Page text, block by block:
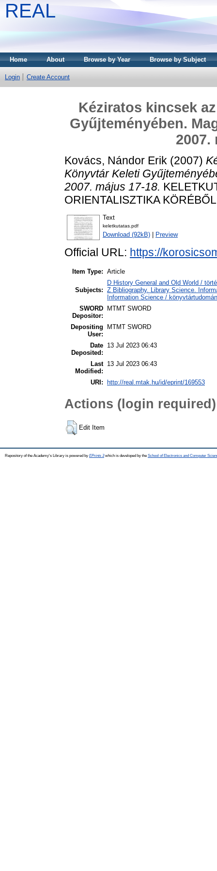
REAL
Home About Browse by Year Browse by Subject
Login Create Account
Kéziratos kincsek
Gyűjteményében.
2007.
Kovács, Nándor Erik (2007)
Könyvtár Keleti
2007. május 17-18.
ORIENTALISZTIKA
Text
keletkutatas.pdf
Download (92kB) Preview
Official URL: https://
Item Type: Article
Subjects:
D History General and Old World /
Z Bibliography. Library Science.
Information Science /
SWORD
Depositor:
MTMT SWORD
Depositing
User:
MTMT SWORD
Date
Deposited:
13 Jul 2023 06:43
Last
Modified:
13 Jul 2023 06:43
URI: http://real.mtak.hu/id/eprint/169553
Actions (login required)
Edit Item
Repository of the Academy's Library is powered by EPrints 3which is developed by the School of Electronics and Computer